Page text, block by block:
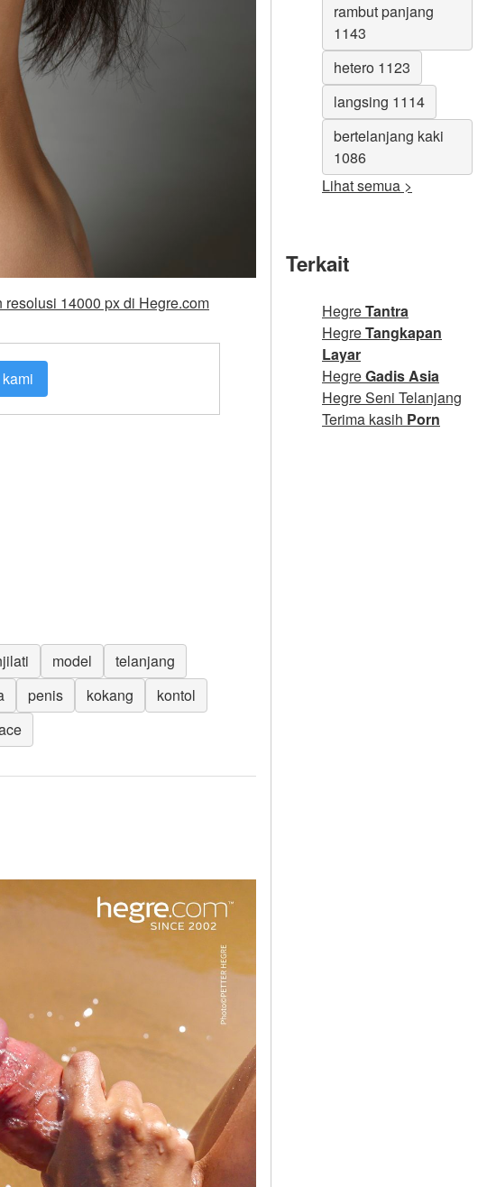
14000 px di Hegre.com
model
telanjang
penis kokang
kontol
rambut panjang
1143
hetero 1123
langsing 1114
bertelanjang kaki
1086
Lihat semua >
Terkait
HegreTantra
HegreTangkapan
Layar
HegreGadis Asia
Hegre Seni Telanjang
Terima kasih Porn